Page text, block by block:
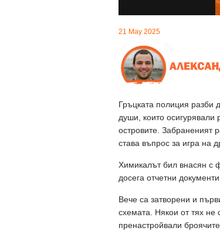
21 May 2025
Гръцката полиция разби
души, които осигурявали
островите. Забраненият
става въпрос за игра на
Химикалът бил внасян с
досега отчетни
Вече са затворени и
схемата. Някои от тях
пренастройвали